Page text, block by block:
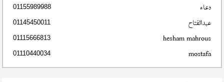
دعاء 01155989988
عبدالفتاح 01145450011
hesham mahrous
01115666813
mostafa
01110440034